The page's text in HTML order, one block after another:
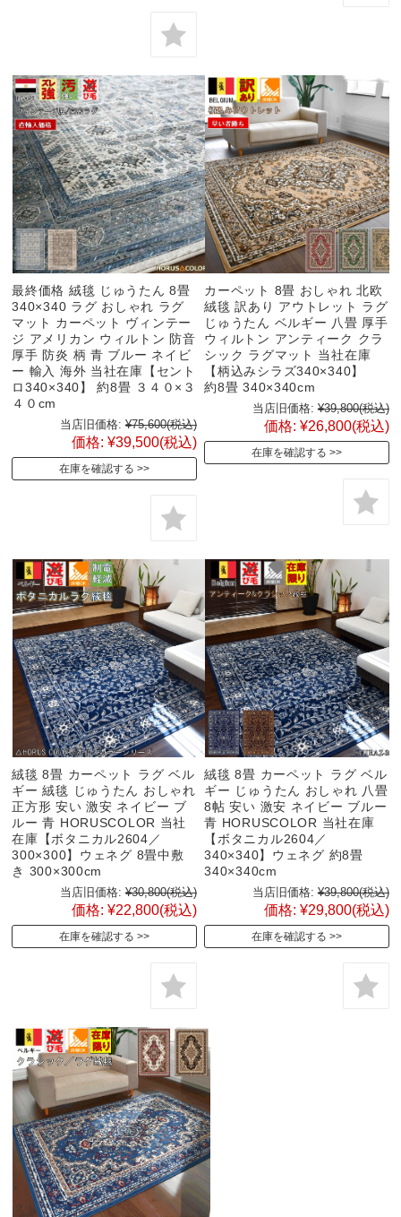
最終価格 絨毯 じゅうたん 8畳
340×340 ラグ おしゃれ ラグ
マット カーペット ヴィンテー
ジ アメリカン ウィルトン 防音
厚手 防炎 柄 青 ブルー ネイビ
ー 輸入 海外 当社在庫【セント
ロ340×340】 約8畳 ３４０×３
４０cm
当店旧価格: ¥75,600(税込)
価格: ¥39,500(税込)
在庫を確認する
カーペット 8畳 おしゃれ 北欧
絨毯 訳あり アウトレット ラグ
じゅうたん ベルギー 八畳 厚手
ウィルトン アンティーク クラ
シック ラグマット 当社在庫
【柄込みシラズ340×340】
約8畳 340×340cm
当店旧価格: ¥39,800(税込)
価格: ¥26,800(税込)
在庫を確認する
絨毯 8畳 カーペット ラグ ベル
ギー 絨毯 じゅうたん おしゃれ
正方形 安い 激安 ネイビー ブ
ルー 青 HORUSCOLOR 当社
在庫【ボタニカル2604／
300×300】ウェネグ 8畳中敷
き 300×300cm
当店旧価格: ¥30,800(税込)
価格: ¥22,800(税込)
在庫を確認する
絨毯 8畳 カーペット ラグ ベル
ギー じゅうたん おしゃれ 八畳
8帖 安い 激安 ネイビー ブルー
青 HORUSCOLOR 当社在庫
【ボタニカル2604／
340×340】ウェネグ 約8畳
340×340cm
当店旧価格: ¥39,800(税込)
価格: ¥29,800(税込)
在庫を確認する